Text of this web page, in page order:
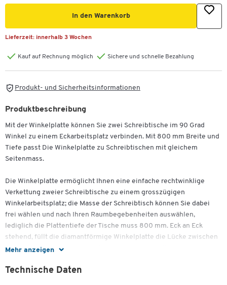
In den Warenkorb
Lieferzeit: innerhalb 3 Wochen
Kauf auf Rechnung möglich Sichere und schnelle Bezahlung
Produkt- und Sicherheitsinformationen
Mehr anzeigen
Produktbeschreibung
Mit der Winkelplatte können Sie zwei Schreibtische im 90 Grad
Winkel zu einem Eckarbeitsplatz verbinden. Mit 800 mm Breite und
Tiefe passt Die Winkelplatte zu Schreibtischen mit gleichem
Seitenmass.
Die Winkelplatte ermöglicht Ihnen eine einfache rechtwinklige
Verkettung zweier Schreibtische zu einem grosszügigen
Winkelarbeitsplatz; die Masse der Schreibtisch können Sie dabei
frei wählen und nach Ihren Raumbegebenheiten auswählen,
lediglich die Plattentiefe der Tische muss 800 mm. Eck an Eck
stehend, füllt die diamantförmige Winkelplatte die Lücke zwischen
Ihren Schreibtischen und wird dabei durch spezielle
harmonische Optik bringt die Winkelplatte nicht nur alle
Technische Daten